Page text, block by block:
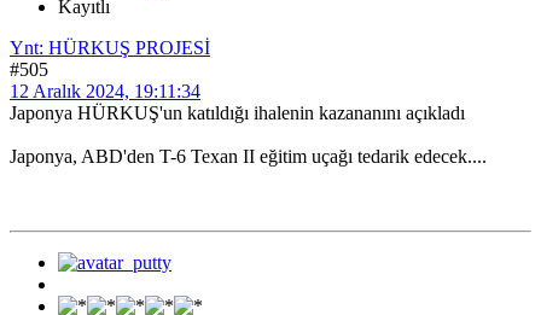
Kayıtlı
Ynt: HÜRKUŞ PROJESİ
#505
12 Aralık 2024, 19:11:34
Japonya HÜRKUŞ'un katıldığı ihalenin kazananını açıkladı
Japonya, ABD'den T-6 Texan II eğitim uçağı tedarik edecek....